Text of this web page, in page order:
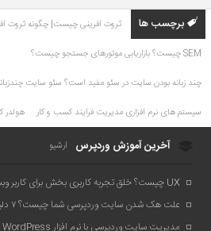
برچسب ها ثروت آفرینی چیست| چگونه ثروت
SEM چیست؟ بازاریابی موتورهای جستجو چیست؟
چند زبانه بودن سایت در سئو مفید است؟ سئو سایت
سیستم های نرم افزاری مدیریت فرایند کسب و کار هولدر
آخرین آموزش وردپرس آرشیو
UX چیست؟ خلق تجربه کاربری بخش برای کاربر وبسایت شما
علت هک شدن سایت وردپرسی شما چیست؟ ۷ دلیل عمده
مدیریت سایت وردپرسی با نرم افزار WordPress